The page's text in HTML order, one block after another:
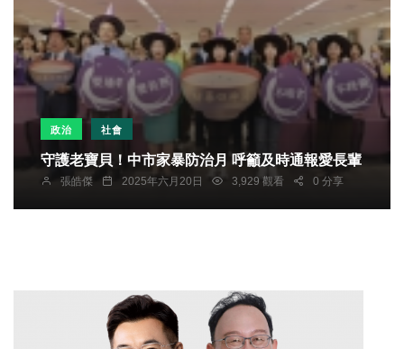
政治 社會
守護老寶貝！中市家暴防治月 呼籲及時通報愛長輩
張皓傑 2025年六月20日 3,929 觀看 0 分享